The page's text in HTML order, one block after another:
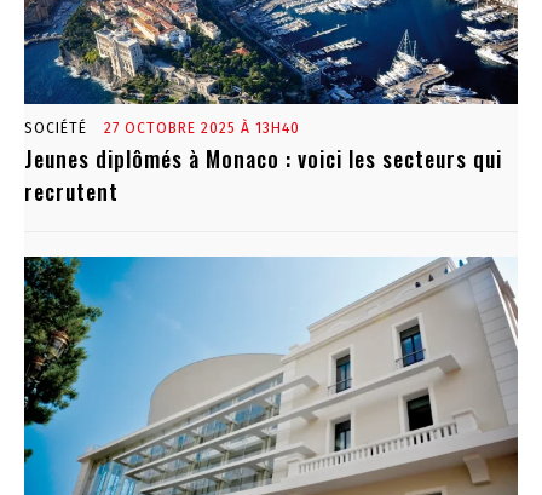
SOCIÉTÉ 27 OCTOBRE 2025 À 13H40
Jeunes diplômés à Monaco : voici les secteurs qui
recrutent